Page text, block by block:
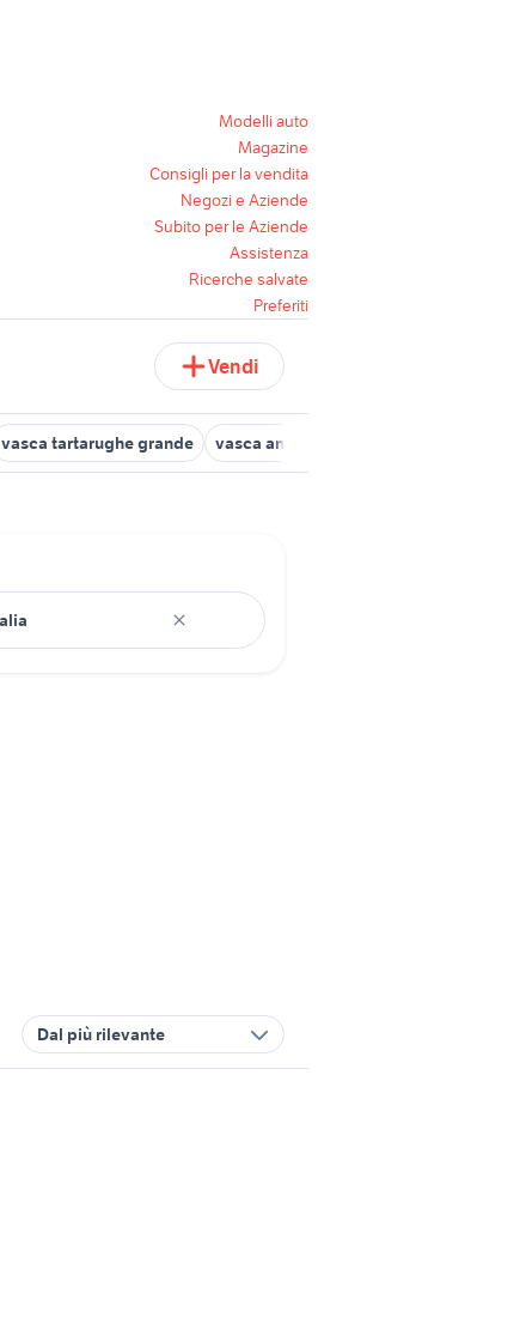
Modelli auto
Magazine
Consigli per la vendita
Negozi e Aziende
Subito per le Aziende
Assistenza
Ricerche salvate
Preferiti
Vendi
vasca tartarughe grande vasca animali Campania
Dal più rilevante